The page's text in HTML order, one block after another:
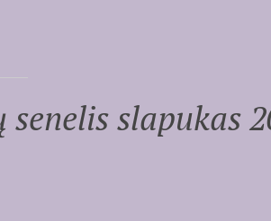
senelis slapukas